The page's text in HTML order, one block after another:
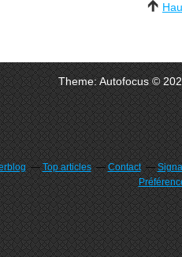
Theme: Autofocus ©
Top articles Contact